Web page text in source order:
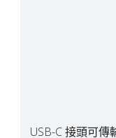
USB-C 接頭可傳